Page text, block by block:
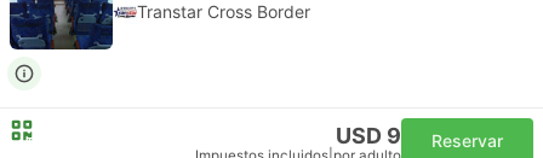
Transtar Cross Border
USD 9 Reservar